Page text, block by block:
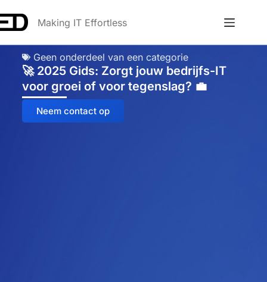
Making IT Effortless
Geen onderdeel van een categorie
🚀 2025 Gids: Zorgt jouw bedrijfs-IT
voor groei of voor tegenslag? 💼
Neem contact op